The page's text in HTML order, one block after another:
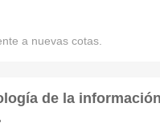
a nuevas cotas.
de la